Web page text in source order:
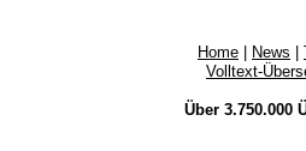
Home News
Volltext-
Über 3.750.000